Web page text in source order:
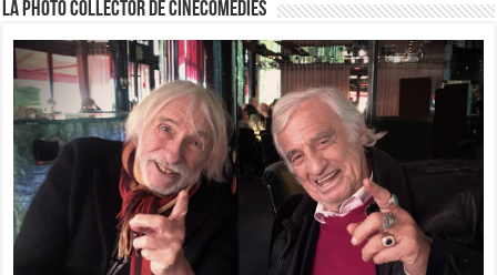
La Photo collector de CineComedies